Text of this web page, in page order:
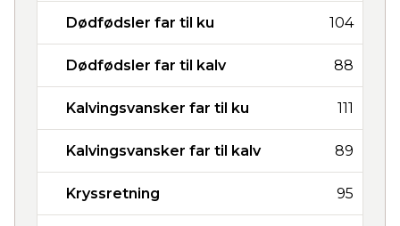
Dødfødsler far til ku 104
Dødfødsler far til kalv 88
Kalvingsvansker far til ku 111
Kalvingsvansker far til kalv 89
Kryssretning 95